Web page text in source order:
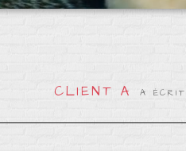
CLIENT A A